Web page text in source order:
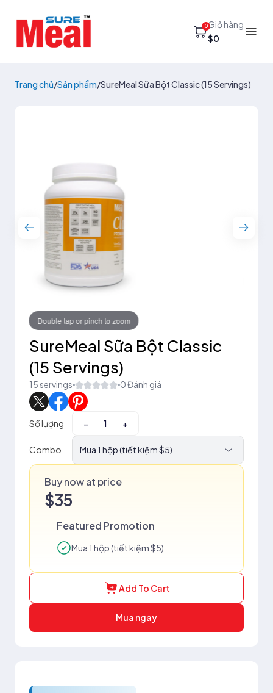
0Giỏ hàng
$0
Trang chủ/Sản phẩm/SureMeal Sữa Bột Classic (15 Servings)
to zoom
SureMeal Sữa Bột Classic
(15 Servings)
15 servings 0 Đánh giá
Số lượng − +
Combo Mua 1 hộp (tiết kiệm $5)
Buy now at price
$35
Featured Promotion
Mua 1 hộp (tiết kiệm $5)
Add To Cart
Mua ngay